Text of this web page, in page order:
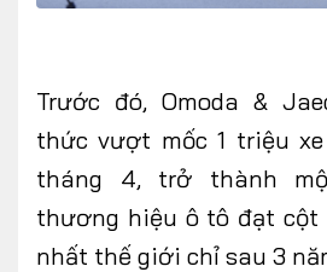
Trước đó, Omoda &
thức vượt mốc 1 triệu
tháng 4, trở thành
thương hiệu ô tô đạt cột
nhất thế giới chỉ sau 3